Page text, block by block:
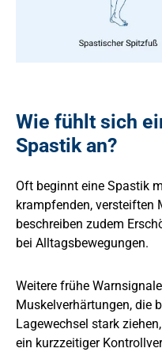
Wie fühlt sich
Spastik an?
Oft beginnt eine Spastik
krampfenden, versteiften
beschreiben zudem
bei Alltagsbewegungen.
Weitere frühe
Muskelverhärtungen, die
Lagewechsel stark
ein kurzzeitiger